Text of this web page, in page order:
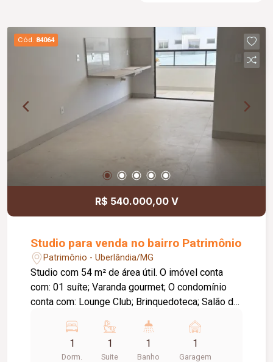
Cód. 84064
R$ 540.000,00 V
Studio para venda no bairro Patrimônio
Patrimônio - Uberlândia/MG
Studio com 54 m² de área útil. O imóvel conta
com: 01 suíte; Varanda gourmet; O condomínio
conta com: Lounge Club; Brinquedoteca; Salão de
Piscina climatizada com cascata; Sauna; Vaga
para carro elétrico.
1
Dorm.
1
Suite
1
Banho
1
Garagem